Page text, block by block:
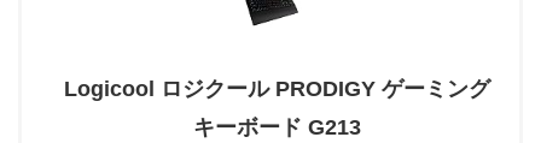
Logicool ロジクール PRODIGY ゲーミング
キーボード G213